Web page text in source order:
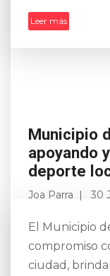
Leer más
Municipio
apoyando
deporte
Joa Parra 30
El Municipio
compromiso
ciudad,